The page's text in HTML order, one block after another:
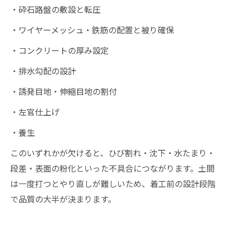
・砕石路盤の敷設と転圧
・ワイヤーメッシュ・鉄筋の配置と被り確保
・コンクリートの厚み設定
・排水勾配の設計
・誘発目地・伸縮目地の割付
・左官仕上げ
・養生
このいずれかが欠けると、ひび割れ・沈下・水たまり・
段差・表面の粉化といった不具合につながります。土間
は一度打つとやり直しが難しいため、着工前の設計段階
で品質の大半が決まります。